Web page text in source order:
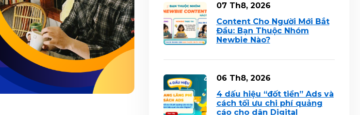
07 Th8, 2026
Content Cho Người Mới Bắt
Đầu: Bạn Thuộc Nhóm
Newbie Nào?
06 Th8, 2026
4 dấu hiệu “đốt tiền” Ads và
cách tối ưu chi phí quảng
cáo cho dân Digital